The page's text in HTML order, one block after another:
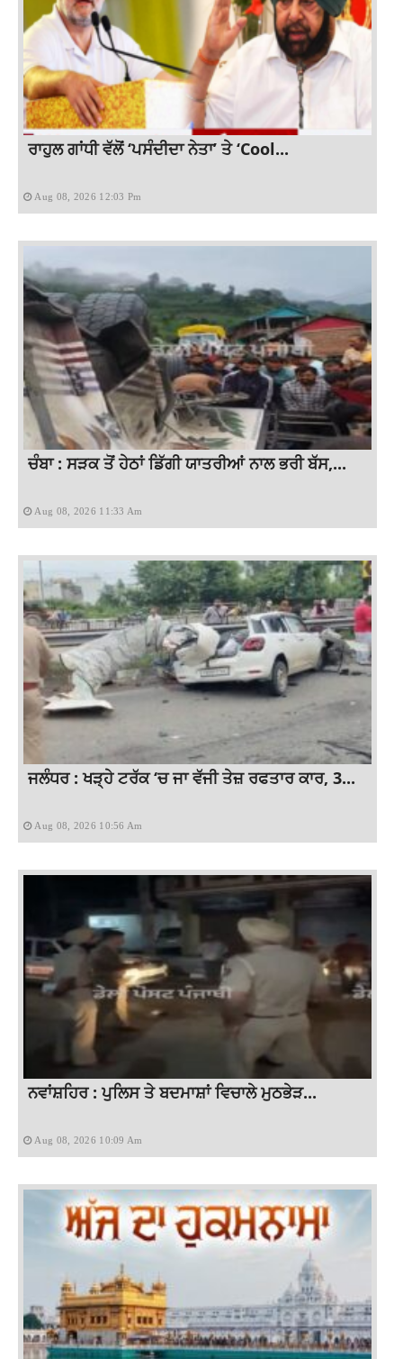
ਰਾਹੁਲ ਗਾਂਧੀ ਵੱਲੋਂ ‘ਪਸੰਦੀਦਾ ਨੇਤਾ’ ਤੇ ‘Cool...
Aug 08, 2026 12:03 Pm
ਚੰਬਾ : ਸੜਕ ਤੋਂ ਹੇਠਾਂ ਡਿੱਗੀ ਯਾਤਰੀਆਂ ਨਾਲ ਭਰੀ ਬੱਸ,...
Aug 08, 2026 11:33 Am
ਜਲੰਧਰ : ਖੜ੍ਹੇ ਟਰੱਕ ‘ਚ ਜਾ ਵੱਜੀ ਤੇਜ਼ ਰਫਤਾਰ ਕਾਰ, 3...
Aug 08, 2026 10:56 Am
ਨਵਾਂਸ਼ਹਿਰ : ਪੁਲਿਸ ਤੇ ਬਦਮਾਸ਼ਾਂ ਵਿਚਾਲੇ ਮੁਠਭੇੜ...
Aug 08, 2026 10:09 Am